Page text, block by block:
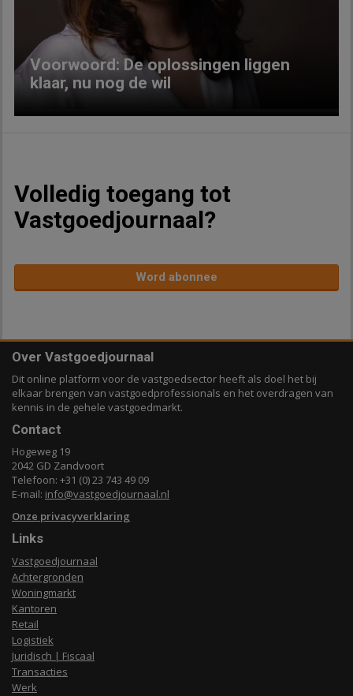
Voorwoord: De oplossingen liggen
klaar, nu nog de wil
Volledig toegang tot
Vastgoedjournaal?
Word abonnee
Over Vastgoedjournaal
Dit online platform voor de vastgoedsector heeft als doel het bij
elkaar brengen van vastgoedprofessionals en het overdragen van
kennis in de gehele vastgoedmarkt.
Contact
Hogeweg 19
2042 GD Zandvoort
Telefoon: +31 (0) 23 743 49 09
E-mail: info@vastgoedjournaal.nl
Onze privacyverklaring
Links
Vastgoedjournaal
Achtergronden
Woningmarkt
Kantoren
Retail
Logistiek
Juridisch | Fiscaal
Transacties
Werk